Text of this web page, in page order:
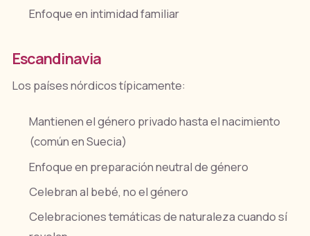
Enfoque en intimidad familiar
Escandinavia
Los países nórdicos típicamente:
Mantienen el género privado hasta el nacimiento
(común en Suecia)
Enfoque en preparación neutral de género
Celebran al bebé, no el género
Celebraciones temáticas de naturaleza cuando sí